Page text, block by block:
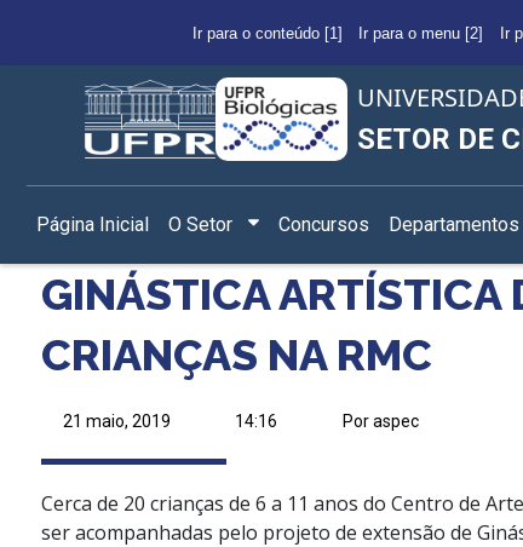
Ir para o conteúdo [1] Ir para o menu [2] Ir
SETOR DE
Página Inicial O Setor Concursos Departamentos
GINÁSTICA ARTÍSTICA
CRIANÇAS NA RMC
21 maio, 2019 14:16 Por aspec
Cerca de 20 crianças de 6 a 11 anos do Centro de
ser acompanhadas pelo projeto de extensão de